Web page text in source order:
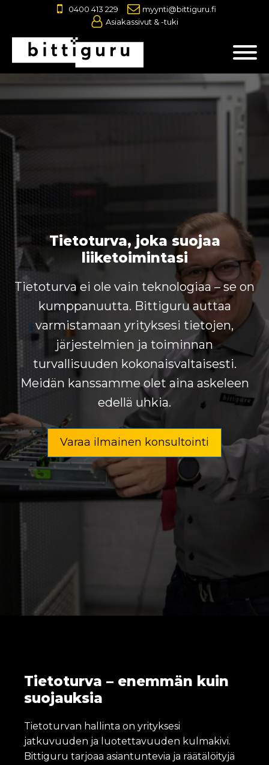
0400 413 229
myynti@bittiguru.fi
Asiakassivut & -tuki
Tietoturva, joka suojaa
liiketoimintasi
Tietoturva ei ole vain teknologiaa – se on
kumppanuutta. Bittiguru auttaa
varmistamaan yrityksesi tietojen,
järjestelmien ja toiminnan
turvallisuuden kokonaisvaltaisesti.
Meidän kanssamme olet aina askeleen
edellä uhkia.
Varaa ilmainen konsultointi
Tietoturva – enemmän kuin
suojauksia
Tietoturvan hallinta on yrityksesi
jatkuvuuden ja luotettavuuden kulmakivi.
Bittiguru tarjoaa asiantuntevia ja räätälöityjä